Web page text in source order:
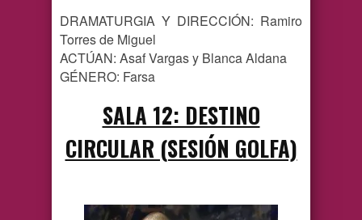
DRAMATURGIA Y DIRECCIÓN: Ramiro
Torres de Miguel
ACTÚAN: Asaf Vargas y Blanca Aldana
GÉNERO: Farsa
SALA 12: DESTINO
CIRCULAR (SESIÓN GOLFA)